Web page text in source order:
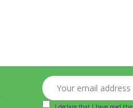
Your email address